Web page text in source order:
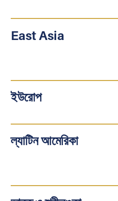
East Asia
ইউরোপ
ল্যাটিন আমেরিকা